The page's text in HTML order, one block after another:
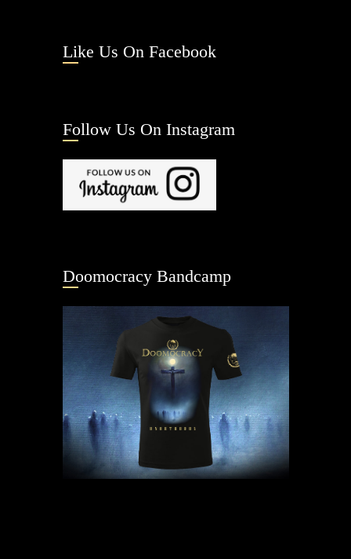
Like Us On Facebook
Follow Us On Instagram
Doomocracy Bandcamp